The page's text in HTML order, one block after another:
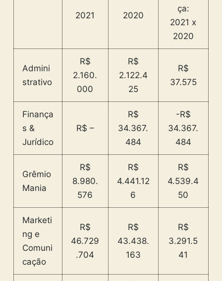
2021 2020
ça:
2021 x
2020
Admini
strativo
R$
2.160.
000
R$
2.122.4
25
R$
37.575
Finança
s &
Jurídico
R$ –
R$
34.367.
484
-R$
34.367.
484
Grêmio
Mania
R$
8.980.
576
R$
4.441.12
6
R$
4.539.4
50
Marketi
ng e
Comuni
cação
R$
46.729
.704
R$
43.438.
163
R$
3.291.5
41